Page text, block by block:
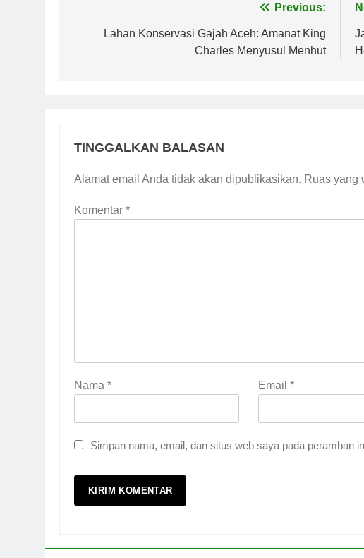
Previous:
Lahan Konservasi Gajah Aceh: Amanat King
Charles Menyusul Menhut
TINGGALKAN BALASAN
Alamat email Anda tidak akan dipublikasikan. Ruas yang
Komentar *
Nama * Email *
Simpan nama, email, dan situs web saya pada peramban